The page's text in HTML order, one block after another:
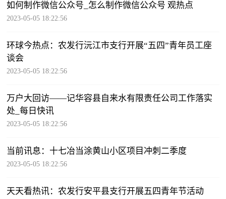
如何制作微信公众号_怎么制作微信公众号 观热点
2023-05-05 18:22:56
环球今热点：农发行沅江市支行开展“五四”青年员工座
谈会
2023-05-05 18:22:56
万户大回访——记华容县自来水有限责任公司工作落实
处_每日快讯
2023-05-05 18:22:56
当前讯息：十七冶当涂黄山小区项目冲刺二季度
2023-05-05 18:22:56
天天看热讯：农发行安平县支行开展五四青年节活动